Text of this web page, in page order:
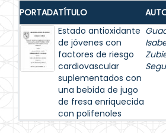
PORTADATÍTULO
Estado antioxidante
de jóvenes con
factores de riesgo
cardiovascular
suplementados con
una bebida de jugo
de fresa enriquecida
con polifenoles